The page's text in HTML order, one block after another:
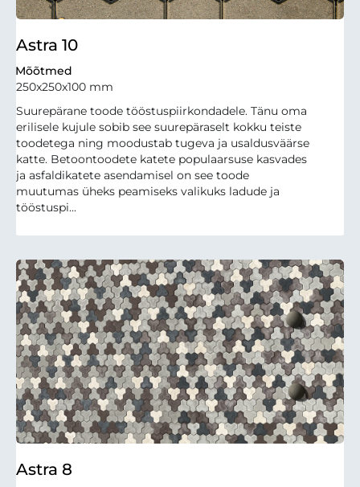
Astra 10
Mõõtmed
250x250x100 mm
Suurepärane toode tööstuspiirkondadele. Tänu oma
erilisele kujule sobib see suurepäraselt kokku teiste
toodetega ning moodustab tugeva ja usaldusväärse
katte. Betoontoodete katete populaarsuse kasvades
ja asfaldikatete asendamisel on see toode
muutumas üheks peamiseks valikuks ladude ja
tööstuspi...
Astra 8